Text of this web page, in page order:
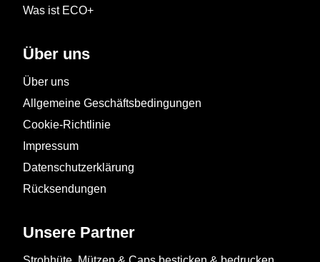
Was ist ECO+
Über uns
Über uns
Allgemeine Geschäftsbedingungen
Cookie-Richtlinie
Impressum
Datenschutzerklärung
Rücksendungen
Unsere Partner